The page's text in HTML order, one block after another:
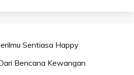
Sentiasa Happy
Bencana Kewangan